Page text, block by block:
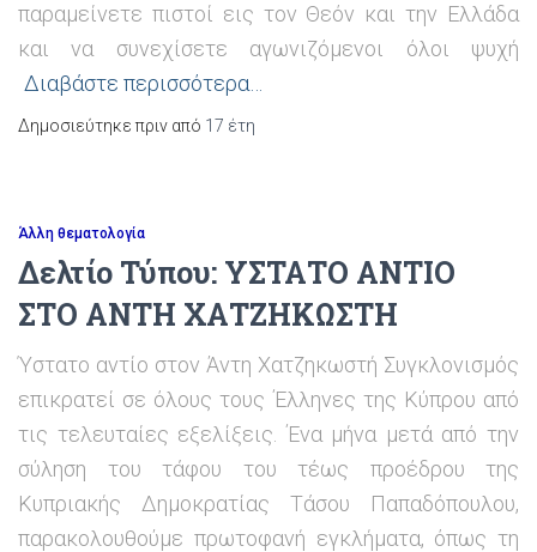
παραμείνετε πιστοί εις τον Θεόν και την Ελλάδα
και να συνεχίσετε αγωνιζόμενοι όλοι ψυχή
Διαβάστε περισσότερα…
Δημοσιεύτηκε πριν από 17 έτη
Άλλη θεματολογία
Δελτίο Τύπου: ΥΣΤΑΤΟ ΑΝΤΙΟ
ΣΤΟ ΑΝΤΗ ΧΑΤΖΗΚΩΣΤΗ
Ύστατο αντίο στον Άντη Χατζηκωστή Συγκλονισμός
επικρατεί σε όλους τους Έλληνες της Κύπρου από
τις τελευταίες εξελίξεις. Ένα μήνα μετά από την
σύληση του τάφου του τέως προέδρου της
Κυπριακής Δημοκρατίας Τάσου Παπαδόπουλου,
παρακολουθούμε πρωτοφανή εγκλήματα, όπως τη